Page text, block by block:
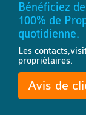
Bénéficiez
100% de
quotidienne.
Les
propriétaires.
Avis de